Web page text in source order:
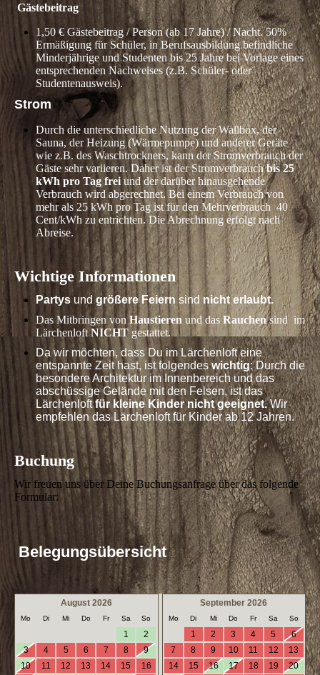
Gästebeitrag
1,50 € Gästebeitrag / Person (ab 17 Jahre) / Nacht. 50%
Ermäßigung für Schüler, in Berufsausbildung befindliche
Minderjährige und Studenten bis 25 Jahre bei Vorlage eines
entsprechenden Nachweises (z.B. Schüler- oder
Studentenausweis).
Strom
Durch die unterschiedliche Nutzung der Wallbox, der
Sauna, der Heizung (Wärmepumpe) und anderer Geräte
wie z.B. des Waschtrockners, kann der Stromverbrauch der
Gäste sehr variieren. Daher ist der Stromverbrauchbis 25
kWh pro Tag frei und der darüber hinausgehende
Verbrauch wird abgerechnet. Bei einem Verbrauch von
mehr als 25 kWh pro Tag ist für den Mehrverbrauch 40
Cent/kWh zu entrichten. Die Abrechnung erfolgt nach
Abreise.
Wichtige Informationen
Partys und größere Feiern sind nicht erlaubt.
Das Mitbringen vonHaustieren und das Rauchensind im
LärchenloftNICHTgestattet.
Da wir möchten, dass Du im Lärchenloft eine
entspannte Zeit hast, ist folgendeswichtig: Durch die
besondere Architektur im Innenbereich und das
abschüssige Gelände mit den Felsen, ist das
Lärchenloftfür kleine Kinder nicht geeignet.Wir
empfehlen das Lärchenloft für Kinder ab 12 Jahren.
Buchung
Wir freuen uns über Deine Buchungsanfrage über das folgende
Formular:
Belegungsübersicht